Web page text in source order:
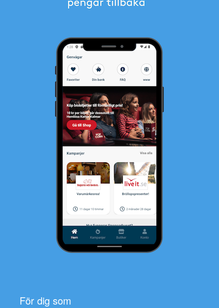
För dig som